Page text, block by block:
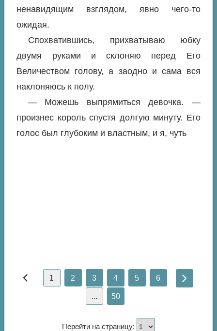
ненавидящим взглядом, явно чего-то
ожидая.
Спохватившись, прихватываю юбку
двумя руками и склоняю перед Его
Величеством голову, а заодно и сама вся
наклоняюсь к полу.
— Можешь выпрямиться девочка. —
произнес король спустя долгую минуту. Его
голос был глубоким и властным, и я, чуть
1 2 3 4 5 6
... 50
Перейти на страницу: